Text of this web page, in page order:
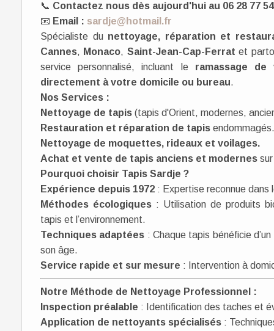
📞 Contactez nous dès aujourd'hui au 06 28 77
📧 Email : sardje@hotmail.fr
Spécialiste du nettoyage, réparation et
Cannes, Monaco, Saint-Jean-Cap-Ferrat et
service personnalisé, incluant le ramassage
directement à votre domicile ou bureau.
Nos Services :
Nettoyage de tapis (tapis d'Orient, modernes,
Restauration et réparation de tapis endommagés.
Nettoyage de moquettes, rideaux et voilages.
Achat et vente de tapis anciens et modernes
Pourquoi choisir Tapis Sardje ?
Expérience depuis 1972 : Expertise reconnue
Méthodes écologiques: Utilisation de produits
tapis et l’environnement.
Techniques adaptées : Chaque tapis bénéficie
son âge.
Service rapide et sur mesure : Intervention à
Notre Méthode de Nettoyage Professionnel :
Inspection préalable : Identification des taches et
Application de nettoyants spécialisés :